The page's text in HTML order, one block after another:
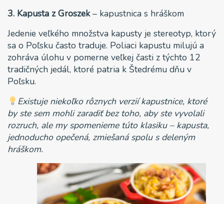
3. Kapusta z Groszek– kapustnica s hráškom
Jedenie veľkého množstva kapusty je stereotyp, ktorý
sa o Poľsku často traduje. Poliaci kapustu milujú a
zohráva úlohu v pomerne veľkej časti z týchto 12
tradičných jedál, ktoré patria k Štedrému dňu v
Poľsku.
Existuje niekoľko rôznych verzií kapustnice, ktoré
by ste sem mohli zaradiť bez toho, aby ste vyvolali
rozruch, ale my spomenieme túto klasiku – kapusta,
jednoducho opečená, zmiešaná spolu s deleným
hráškom.